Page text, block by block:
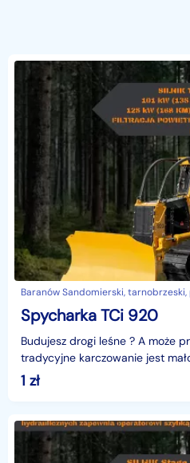
Baranów Sandomierski,
Spycharka TCi 920
Budujesz drogi leśne ? A może
tradycyjne karczowanie jest
zastanawiaj się co zrobić wybierz
1 zł